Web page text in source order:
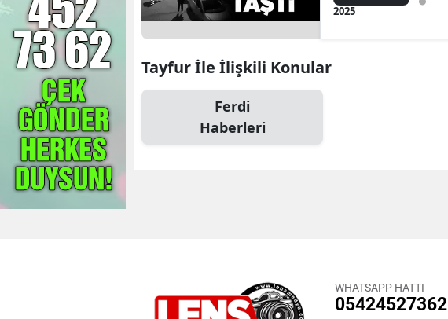
2025
Tayfur İle İlişkili Konular
Ferdi
Haberleri
WHATSAPP HATTI
05424527362